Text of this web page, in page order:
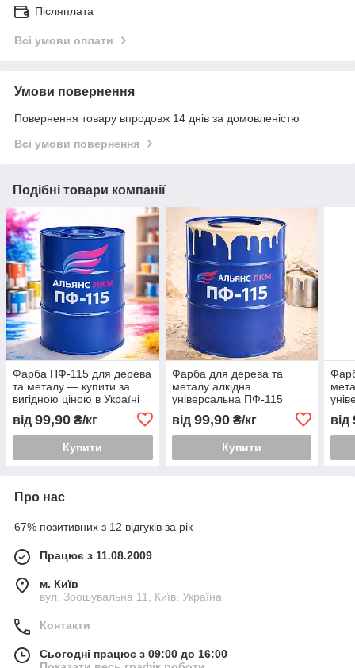
Післяплата
Всі умови оплати
Умови повернення
Повернення товару впродовж 14 днів за домовленістю
Всі умови повернення
Подібні товари компанії
Фарба ПФ-115 для дерева
та металу — купити за
вигідною ціною в Україні
від 99,90 ₴/кг
Купити
Фарба для дерева та
металу алкідна
універсальна ПФ-115
від 99,90₴/кг
Купити
від
Про нас
67% позитивних з 12 відгуків за рік
Працює з 11.08.2009
м. Київ
вул. Зрошувальна 11, Київ, Україна
Контакти
Сьогодні працює з 09:00 до 16:00